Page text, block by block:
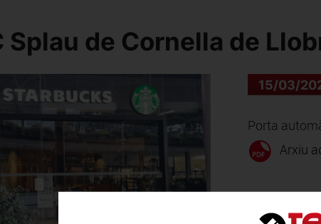
Splau de Cornella de
15/03/
Porta
Arxiu